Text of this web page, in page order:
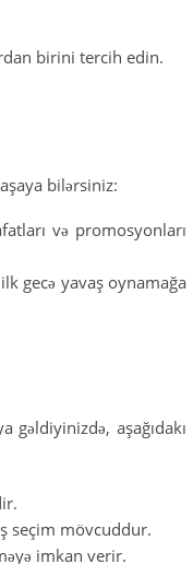
birini tercih edin.
bilərsiniz:
və promosyonları
gecə yavaş oynamağa
aşağıdakı
seçim mövcuddur.
imkan verir.